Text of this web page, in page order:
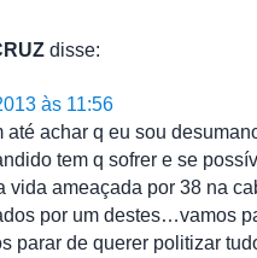
disse:
às 11:56
até achar q eu sou
tem q sofrer e se
vida ameaçada por 38 na
por um destes…vamos
parar de querer politizar